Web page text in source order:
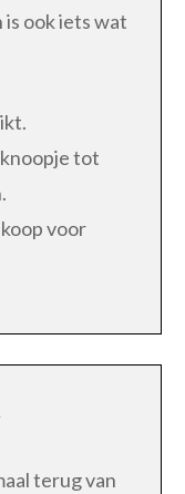
ook iets wat
tot
voor
terug van